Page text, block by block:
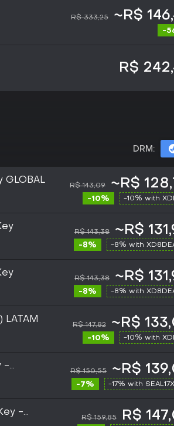
R$ 333,25 ~R$
-
R$
DRM:
GLOBAL
R$ 143,09 ~R$
-10% -10% with
R$ 143,38 ~R$
-8% -8% with
R$ 143,38 ~R$
-8% -8% with
LATAM
R$ 147,82 ~R$
-10% -10% with
-
R$ 150,55 ~R$
-7% -17% with
-
R$ 159,85 R$